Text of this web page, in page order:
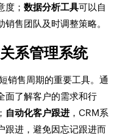
度；数据分析工具可以自
售团队及时调整策略。
系管理系统
销售周期的重要工具。通
面了解客户的需求和行
自动化客户跟进 ，CRM系
跟进，避免因忘记跟进而